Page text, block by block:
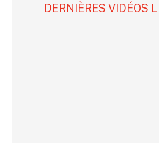
DERNIÈRES VIDÉOS